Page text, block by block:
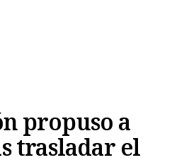
propuso a
trasladar el